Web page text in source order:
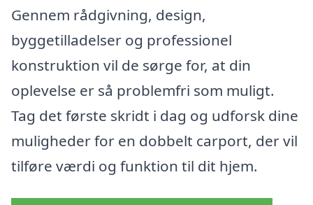
Gennem rådgivning, design,
byggetilladelser og professionel
konstruktion vil de sørge for, at din
oplevelse er så problemfri som muligt.
Tag det første skridt i dag og udforsk dine
muligheder for en dobbelt carport, der vil
tilføre værdi og funktion til dit hjem.